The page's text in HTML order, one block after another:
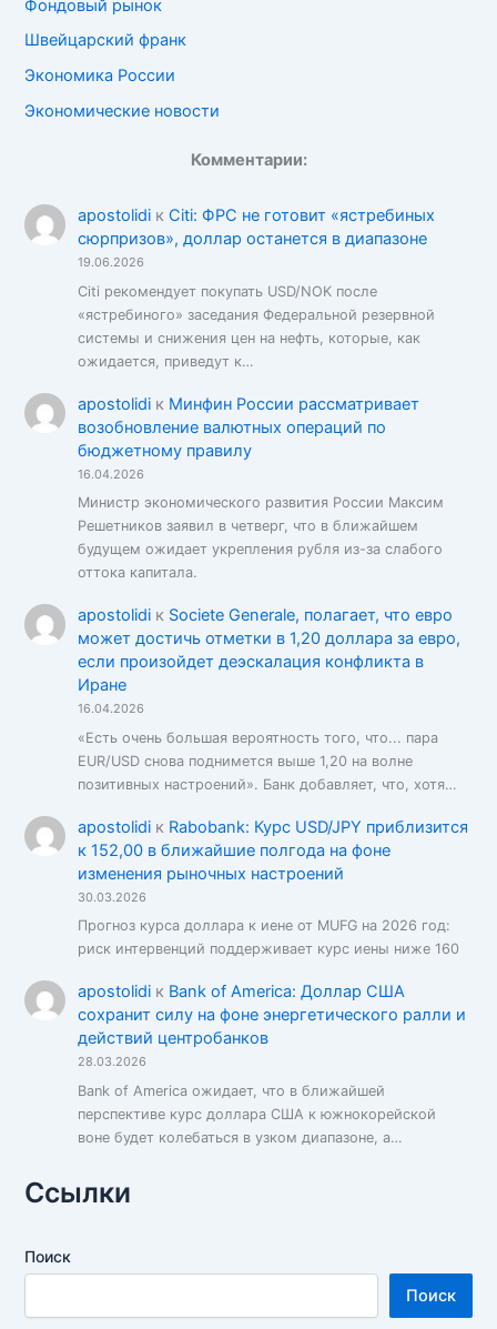
Фондовый рынок
Швейцарский франк
Экономика России
Экономические новости
Комментарии:
apostolidiк Citi: ФРС не готовит «ястребиных
сюрпризов», доллар останется в диапазоне
19.06.2026
Citi рекомендует покупать USD/NOK после
«ястребиного» заседания Федеральной резервной
системы и снижения цен на нефть, которые, как
ожидается, приведут к…
apostolidiк Минфин России рассматривает
возобновление валютных операций по
бюджетному правилу
16.04.2026
Министр экономического развития России Максим
Решетников заявил в четверг, что в ближайшем
будущем ожидает укрепления рубля из-за слабого
оттока капитала.
apostolidiк Societe Generale, полагает, что евро
может достичь отметки в 1,20 доллара за евро,
если произойдет деэскалация конфликта в
Иране
16.04.2026
«Есть очень большая вероятность того, что... пара
EUR/USD снова поднимется выше 1,20 на волне
позитивных настроений». Банк добавляет, что, хотя…
apostolidiк Rabobank: Курс USD/JPY приблизится
к 152,00 в ближайшие полгода на фоне
изменения рыночных настроений
30.03.2026
Прогноз курса доллара к иене от MUFG на 2026 год:
риск интервенций поддерживает курс иены ниже 160
apostolidiк Bank of America: Доллар США
сохранит силу на фоне энергетического ралли и
действий центробанков
28.03.2026
Bank of America ожидает, что в ближайшей
перспективе курс доллара США к южнокорейской
воне будет колебаться в узком диапазоне, а…
Ссылки
Поиск
Поиск